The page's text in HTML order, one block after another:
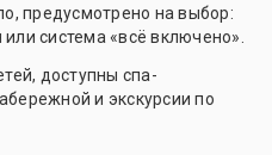
предусмотрено на выбор:
система «всё включено».
доступны спа-
и экскурсии по